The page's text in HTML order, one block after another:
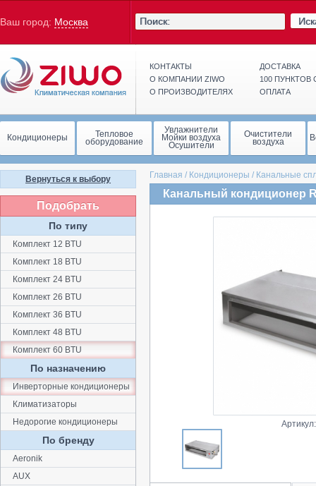
Ваш город: Москва
КОНТАКТЫ
О КОМПАНИИ ZIWO
О ПРОИЗВОДИТЕЛЯХ
ДОСТАВКА
100
ОПЛАТА
Кондиционеры Тепловое
оборудование
Увлажнители
Мойки воздуха
Осушители
Очистители
воздуха
Главная / Кондиционеры / Канальные
Канальный кондиционер
Вернуться к выбору
Подобрать
По типу
Комплект 12 BTU
Комплект 18 BTU
Комплект 24 BTU
Комплект 26 BTU
Комплект 36 BTU
Комплект 48 BTU
Комплект 60 BTU
По назначению
Инверторные кондиционеры
Климатизаторы
Недорогие кондиционеры
По бренду
Aeronik
AUX